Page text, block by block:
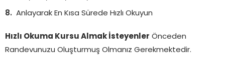
Anlayarak En Kısa Sürede Hızlı Okuyun
Hızlı Okuma Kursu Almak İsteyenler Önceden
Randevunuzu Oluşturmuş Olmanız Gerekmektedir.